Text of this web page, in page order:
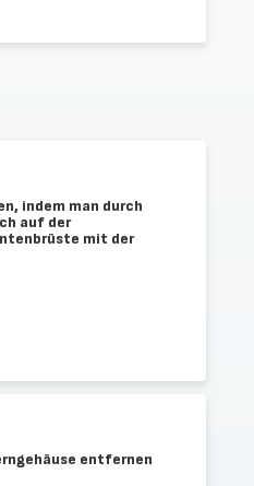
indem man durch
auf der
mit der
entfernen